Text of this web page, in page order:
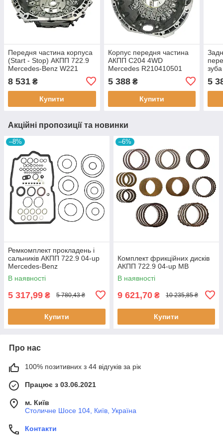
Передня частина корпуса
(Start - Stop) АКПП 722.9
Mercedes-Benz W221
A2222710308 (Б.У.)
8 531 ₴
Купити
Корпус передня частина
АКПП C204 4WD
Mercedes R210410501
5 388₴
Купити
5
Акційні пропозиції та новинки
–8%
Ремкомплект прокладень і
сальників АКПП 722.9 04-up
Mercedes-Benz
В наявності
5 317,99 ₴ 5 780,43 ₴
Купити
–6%
Комплект фрикційних дисків
АКПП 722.9 04-up MB
В наявності
9 621,70 ₴ 10 235,85 ₴
Купити
Про нас
100% позитивних з 44 відгуків за рік
Працює з 03.06.2021
м. Київ
Столичне Шосе 104, Київ, Україна
Контакти